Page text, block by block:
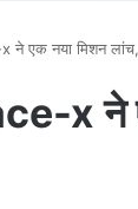
एक नया मिशन लांच,
x ने